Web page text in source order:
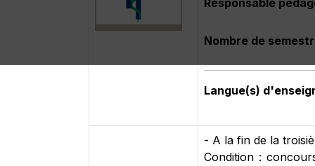
Responsable
Nombre de
Langue(s)
- A la fin de la
Condition :